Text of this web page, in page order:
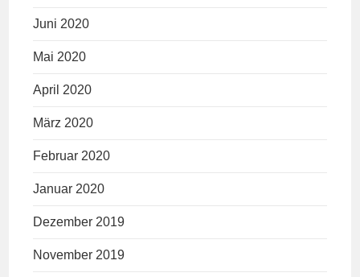
Juni 2020
Mai 2020
April 2020
März 2020
Februar 2020
Januar 2020
Dezember 2019
November 2019